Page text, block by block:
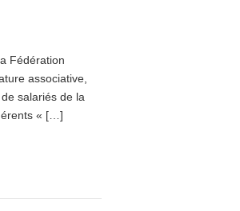
Fédération
associative,
salariés de la
« […]